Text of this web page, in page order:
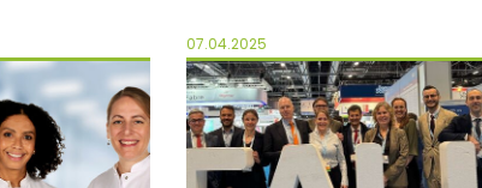
07.04.2025